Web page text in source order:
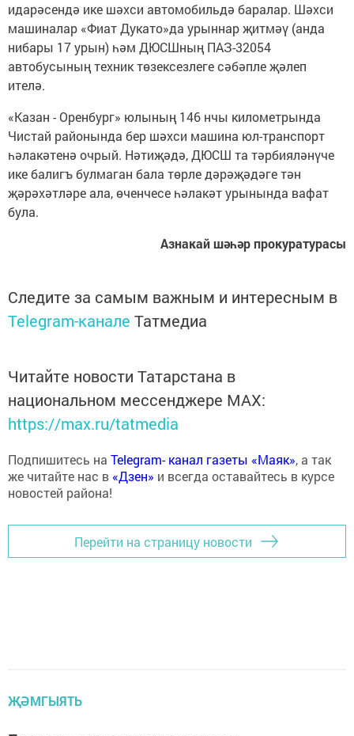
идарәсендә ике шәхси автомобильдә баралар. Шәхси
машиналар «Фиат Дукато»да урыннар җитмәү (анда
нибары 17 урын) һәм ДЮСШның ПАЗ-32054
автобусының техник төзексезлеге сәбәпле җәлеп
ителә.
«Казан - Оренбург» юлының 146 нчы километрында
Чистай районында бер шәхси машина юл-транспорт
һәлакәтенә очрый. Нәтиҗәдә, ДЮСШ та тәрбияләнүче
ике балигъ булмаган бала төрле дәрәҗәдәге тән
җәрәхәтләре ала, өченчесе һәлакәт урынында вафат
була.
Азнакай шәһәр прокуратурасы
Следите за самым важным и интересным в
Telegram-канале Татмедиа
Читайте новости Татарстана в
национальном мессенджере MАХ:
https://max.ru/tatmedia
Подпишитесь на Telegram- канал газеты «Маяк», а так
же читайте нас в «Дзен» и всегда оставайтесь в курсе
новостей района!
Перейти на страницу новости
ҖӘМГЫЯТЬ